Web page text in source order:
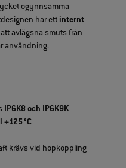
ogynnsamma
har ett internt
avlägsna smuts från
användning.
IP6K8 och IP6K9K
+125 °C
krävs vid hopkoppling